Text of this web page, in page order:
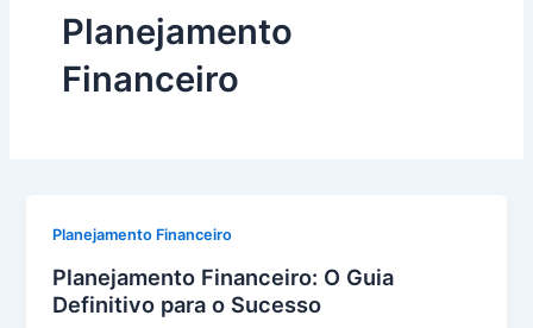
Planejamento
Financeiro
Planejamento Financeiro
Planejamento Financeiro: O Guia
Definitivo para o Sucesso